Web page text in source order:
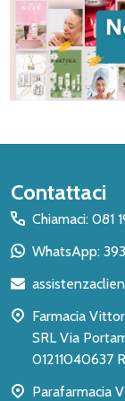
Inizio
del
piè
pagina
Contattaci
Chiamaci: 081
WhatsApp:
Farmacia
SRL Via Portamedina 8, 80134
01211040637
Parafarmacia